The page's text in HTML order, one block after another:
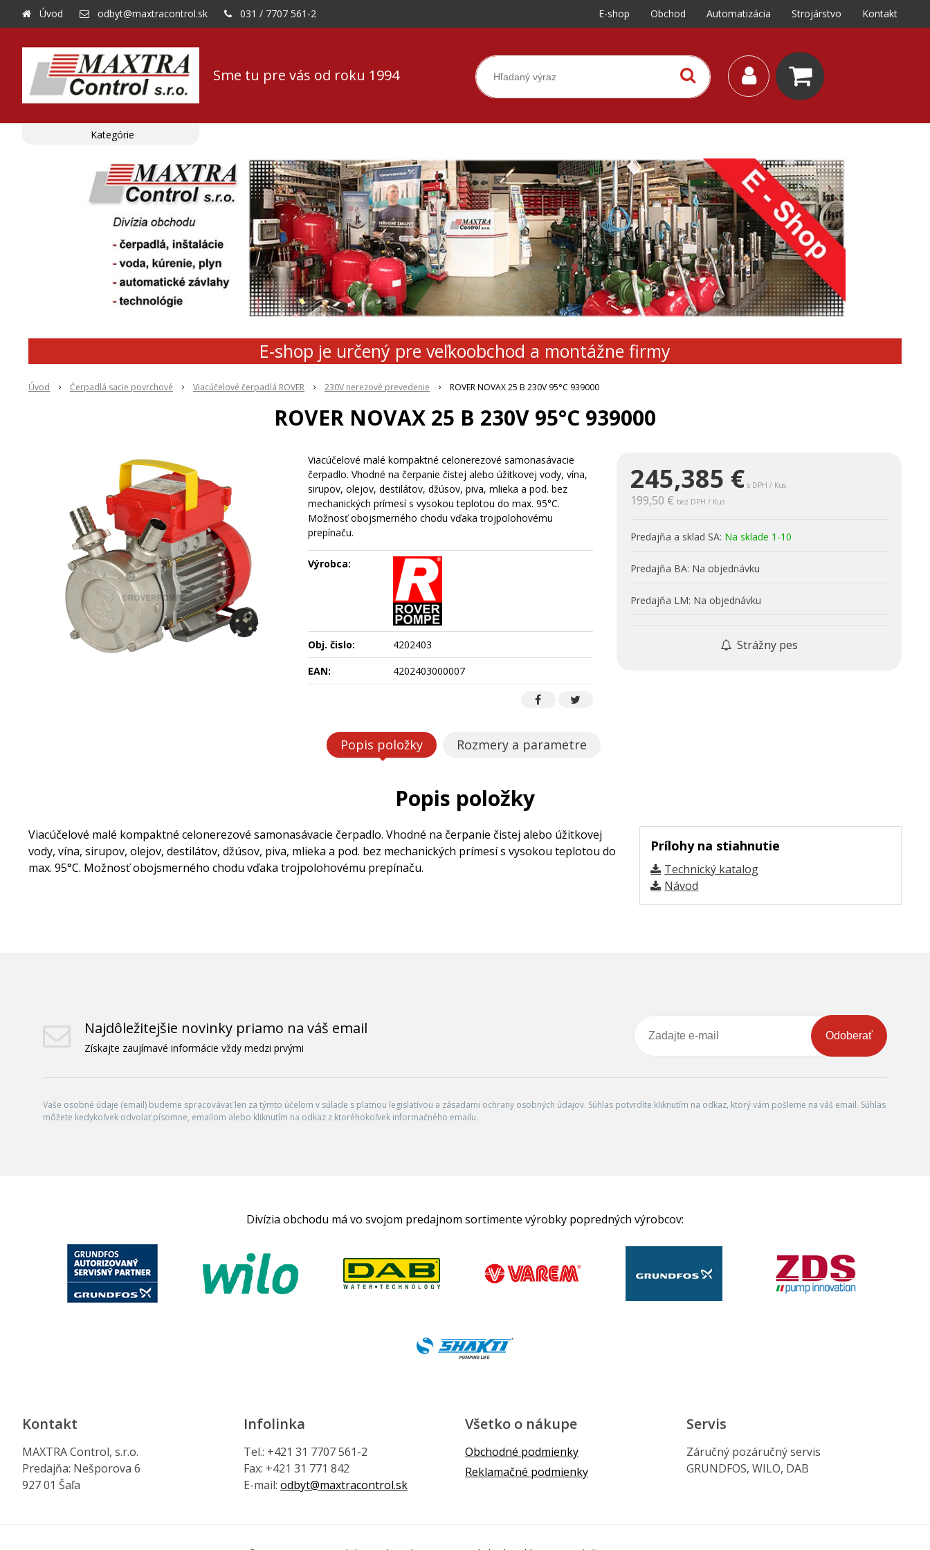
Sme tu pre vás od roku 1994
Úvod odbyt@maxtracontrol.sk 031 / 7707 561-2 E-shop Obchod Automatizácia Strojárstvo Kontakt
E-shop je určený pre veľkoobchod a montážne firmy
Úvod Čerpadlá sacie povrchové Viacúčelové čerpadlá ROVER 230V nerezové prevedenie ROVER NOVAX 25 B 230V 95°C 939000
ROVER NOVAX 25 B 230V 95°C 939000
245,385 € s DPH / Kus
199,50 € bez DPH / Kus
Predajňa a sklad SA: Na sklade 1-10
Predajňa BA: Na objednávku
Predajňa LM: Na objednávku
Strážny pes
Viacúčelové malé kompaktné celonerezové samonasávacie
čerpadlo. Vhodné na čerpanie čistej alebo úžitkovej vody, vína,
sirupov, olejov, destilátov, džúsov, piva, mlieka a pod. bez
mechanických prímesí s vysokou teplotou do max. 95°C.
Možnosť obojsmerného chodu vďaka trojpolohovému
prepínaču.
Výrobca:
Obj. čislo:
4202403
EAN:
4202403000007
Popis položky Rozmery a parametre
Popis položky
Prílohy na stiahnutie
Technický katalog
Návod
Viacúčelové malé kompaktné celonerezové samonasávacie čerpadlo. Vhodné na čerpanie čistej alebo úžitkovej
vody, vína, sirupov, olejov, destilátov, džúsov, piva, mlieka a pod. bez mechanických prímesí s vysokou teplotou do
max. 95°C. Možnosť obojsmerného chodu vďaka trojpolohovému prepínaču.
Kategórie
Najdôležitejšie novinky priamo na váš email
Získajte zaujímavé informácie vždy medzi prvými
Odoberať
Vaše osobné údaje (email) budeme spracovávať len za týmto účelom v súlade s platnou legislatívou a zásadami ochrany osobných údajov. Súhlas potvrdíte kliknutím na odkaz, ktorý vám pošleme na váš email. Súhlas
môžete kedykoľvek odvolať písomne, emailom alebo kliknutím na odkaz z ktoréhokoľvek informačného emailu.
Divízia obchodu má vo svojom predajnom sortimente výrobky popredných výrobcov:
Kontakt
MAXTRA Control, s.r.o.
Predajňa: Nešporova 6
927 01 Šaľa
Infolinka
Tel.: +421 31 7707 561-2
Fax: +421 31 771 842
E-mail: odbyt@maxtracontrol.sk
Všetko o nákupe
Obchodné podmienky
Reklamačné podmienky
Servis
Záručný pozáručný servis
GRUNDFOS, WILO, DAB